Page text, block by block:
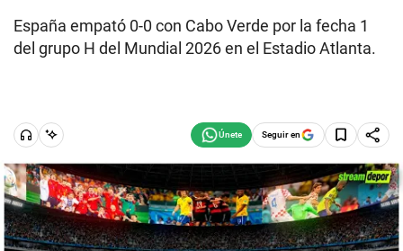
España empató 0-0 con Cabo Verde por la fecha 1
del grupo H del Mundial 2026 en el Estadio Atlanta.
Seguir en